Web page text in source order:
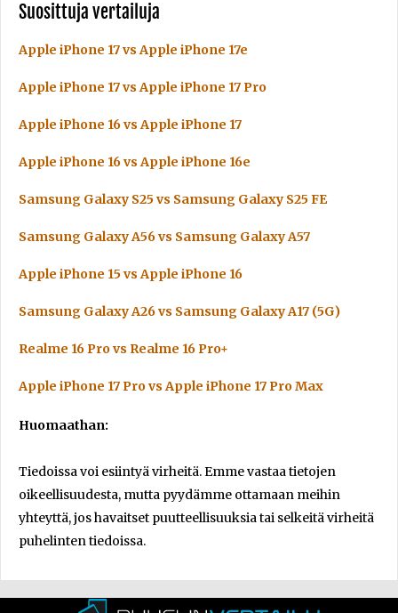
Suosittuja vertailuja
Apple iPhone 17 vs Apple iPhone 17e
Apple iPhone 17 vs Apple iPhone 17 Pro
Apple iPhone 16 vs Apple iPhone 17
Apple iPhone 16 vs Apple iPhone 16e
Samsung Galaxy S25 vs Samsung Galaxy S25 FE
Samsung Galaxy A56 vs Samsung Galaxy A57
Apple iPhone 15 vs Apple iPhone 16
Samsung Galaxy A26 vs Samsung Galaxy A17 (5G)
Realme 16 Pro vs Realme 16 Pro+
Apple iPhone 17 Pro vs Apple iPhone 17 Pro Max
Huomaathan:
Tiedoissa voi esiintyä virheitä. Emme vastaa tietojen
oikeellisuudesta, mutta pyydämme ottamaan meihin
yhteyttä, jos havaitset puutteellisuuksia tai selkeitä virheitä
puhelinten tiedoissa.